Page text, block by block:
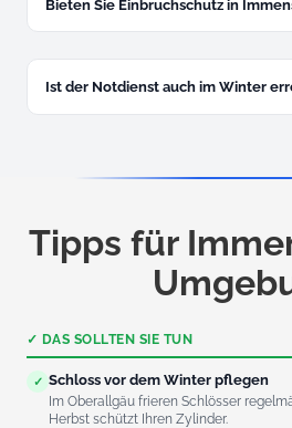
Aufbohren wo immer möglich.
Bieten Sie Einbruchschutz in
Panzerriegeln, Sicherheitszylindern
Ist der Notdienst auch im Winter
Tipps für
✓ DAS SOLLTEN SIE TUN
✓ Schloss vor dem Winter pflegen
Im Oberallgäu frieren Schlösser
Herbst schützt Ihren Zylinder.